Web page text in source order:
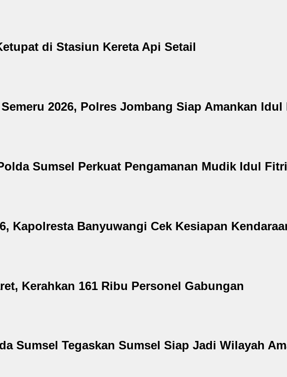
di Stasiun Kereta Api Setail
2026, Polres Jombang Siap Amankan Idul
Sumsel Perkuat Pengamanan Mudik Idul Fitri
Kapolresta Banyuwangi Cek Kesiapan
Kerahkan 161 Ribu Personel Gabungan
Sumsel Tegaskan Sumsel Siap Jadi Wilayah